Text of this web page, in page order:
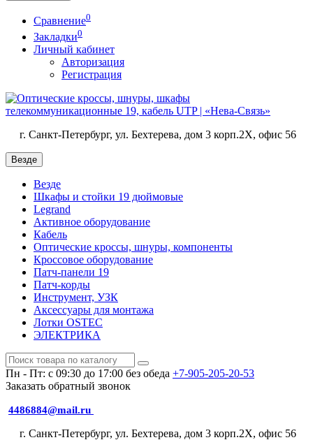
Сравнение0
Закладки0
Личный кабинет
Авторизация
Регистрация
г. Санкт-Петербург, ул. Бехтерева, дом 3 корп.2X, офис 56
Везде
Везде
Шкафы и стойки 19 дюймовые
Legrand
Активное оборудование
Кабель
Оптические кроссы, шнуры, компоненты
Кроссовое оборудование
Патч-панели 19
Патч-корды
Инструмент, УЗК
Аксессуары для монтажа
Лотки OSTEC
ЭЛЕКТРИКА
Пн - Пт: с 09:30 до 17:00 без обеда +7-905-205-20-53
Заказать обратный звонок
4486884@mail.ru
г. Санкт-Петербург, ул. Бехтерева, дом 3 корп.2X, офис 56